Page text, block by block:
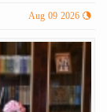
Aug 09 2026